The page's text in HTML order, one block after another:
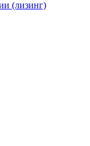
(лизинг)